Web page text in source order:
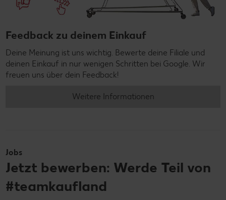
Feedback zu deinem Einkauf
Deine Meinung ist uns wichtig. Bewerte deine Filiale und
deinen Einkauf in nur wenigen Schritten bei Google. Wir
freuen uns über dein Feedback!
Weitere Informationen
Jobs
Jetzt bewerben: Werde Teil von
#teamkaufland